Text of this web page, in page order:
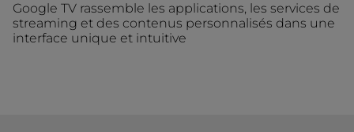
Google TV rassemble les applications, les services de
streaming et des contenus personnalisés dans une
interface unique et intuitive